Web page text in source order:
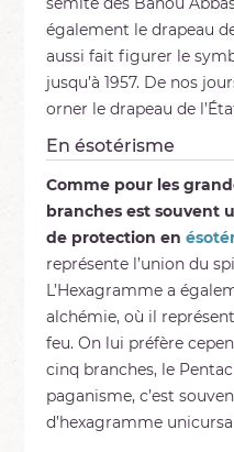
également le drapeau
aussi fait figurer le
jusqu’à 1957. De nos
orner le drapeau de
En ésotérisme
Comme pour les
branches est souvent
de protection en
représente l’union du
L’Hexagramme a
alchémie, où il
feu. On lui préfère
cinq branches, le
paganisme, c’est
d’hexagramme